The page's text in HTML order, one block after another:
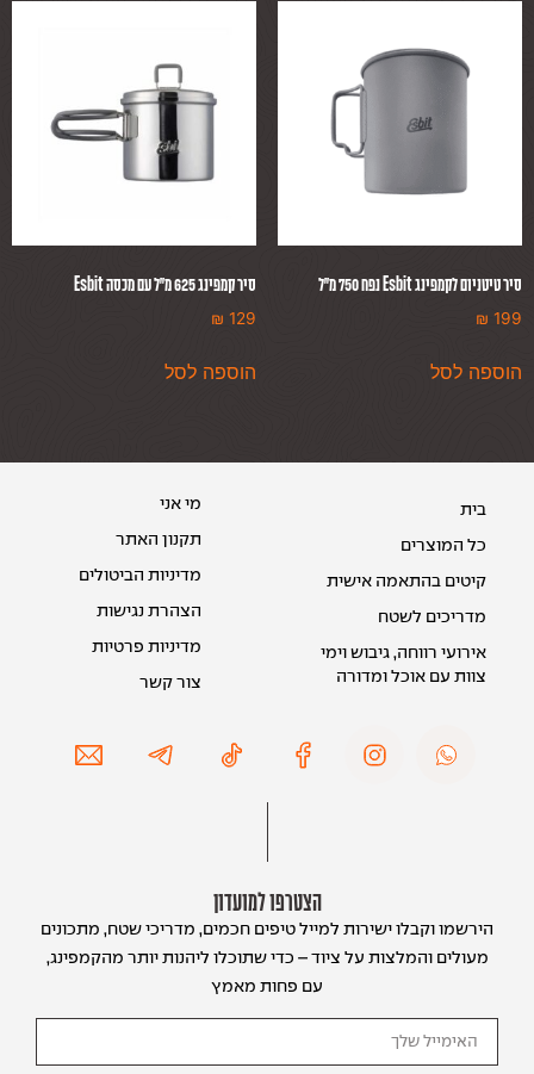
סיר טיטניום לקמפינג Esbit נפח 750 מ״ל
₪ 199
הוספה לסל
סיר קמפינג 625 מ״ל עם מכסה Esbit
₪ 129
הוספה לסל
בית
כל המוצרים
קיטים בהתאמה אישית
מדריכים לשטח
אירועי רווחה, גיבוש וימי
צוות עם אוכל ומדורה
הצטרפו למועדון
הירשמו וקבלו ישירות למייל טיפים חכמים, מדריכי שטח, מתכונים
מעולים והמלצות על ציוד – כדי שתוכלו ליהנות יותר מהקמפינג,
עם פחות מאמץ
מי אני
תקנון האתר
מדיניות הביטולים
הצהרת נגישות
מדיניות פרטיות
צור קשר